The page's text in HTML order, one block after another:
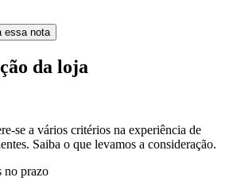
essa nota
da loja
se a vários critérios na experiência de
Saiba o que levamos a consideração.
no prazo